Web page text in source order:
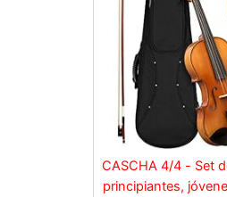
CASCHA 4/4 - Set
principiantes,